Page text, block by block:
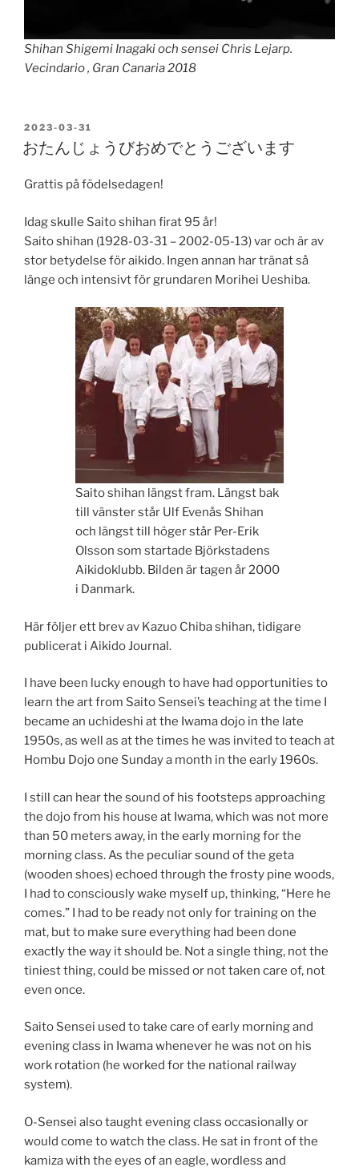
Shihan Shigemi Inagaki och sensei Chris Lejarp.
Vecindario , Gran Canaria 2018
PUBLICERAT
2023-03-31
おたんじょうびおめでとうございます
Grattis på födelsedagen!
Idag skulle Saito shihan firat 95 år!
Saito shihan (1928-03-31 – 2002-05-13) var och är av
stor betydelse för aikido. Ingen annan har tränat så
länge och intensivt för grundaren Morihei Ueshiba.
Saito shihan längst fram. Längst bak
till vänster står Ulf Evenås Shihan
och längst till höger står Per-Erik
Olsson som startade Björkstadens
Aikidoklubb. Bilden är tagen år 2000
i Danmark.
Här följer ett brev av Kazuo Chiba shihan, tidigare
publicerat i Aikido Journal.
I have been lucky enough to have had opportunities to
learn the art from Saito Sensei’s teaching at the time I
became an uchideshi at the Iwama dojo in the late
1950s, as well as at the times he was invited to teach at
Hombu Dojo one Sunday a month in the early 1960s.
I still can hear the sound of his footsteps approaching
the dojo from his house at Iwama, which was not more
than 50 meters away, in the early morning for the
morning class. As the peculiar sound of the geta
(wooden shoes) echoed through the frosty pine woods,
I had to consciously wake myself up, thinking, “Here he
comes.” I had to be ready not only for training on the
mat, but to make sure everything had been done
exactly the way it should be. Not a single thing, not the
tiniest thing, could be missed or not taken care of, not
even once.
Saito Sensei used to take care of early morning and
evening class in Iwama whenever he was not on his
work rotation (he worked for the national railway
system).
O-Sensei also taught evening class occasionally or
would come to watch the class. He sat in front of the
kamiza with the eyes of an eagle, wordless and